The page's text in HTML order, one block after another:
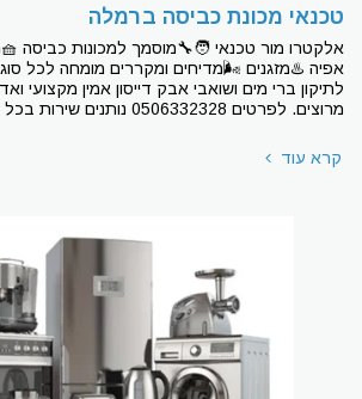
טכנאי מכונת כביסה ברמלה
אלקטרו מור טכנאי 🧑‍🔧מוסמך למכונות כביסה
אפיה ♨מזגנים 🌬מדיחים ומקררים מומחה לכל
לתיקון ברי מים ושואבי אבק דייסון אמין מקצועי
מרוצים. לפרטים 0506332328 נותנים שירות בכל אזור במרכז!!!
קרא עוד